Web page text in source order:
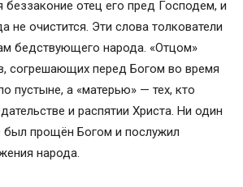
беззаконие отец его пред Господем, и
не очистится. Эти слова толкователи
бедствующего народа. «Отцом»
согрешающих перед Богом во время
пустыне, а «матерью» — тех, кто
и распятии Христа. Ни один
был прощён Богом и послужил
народа.